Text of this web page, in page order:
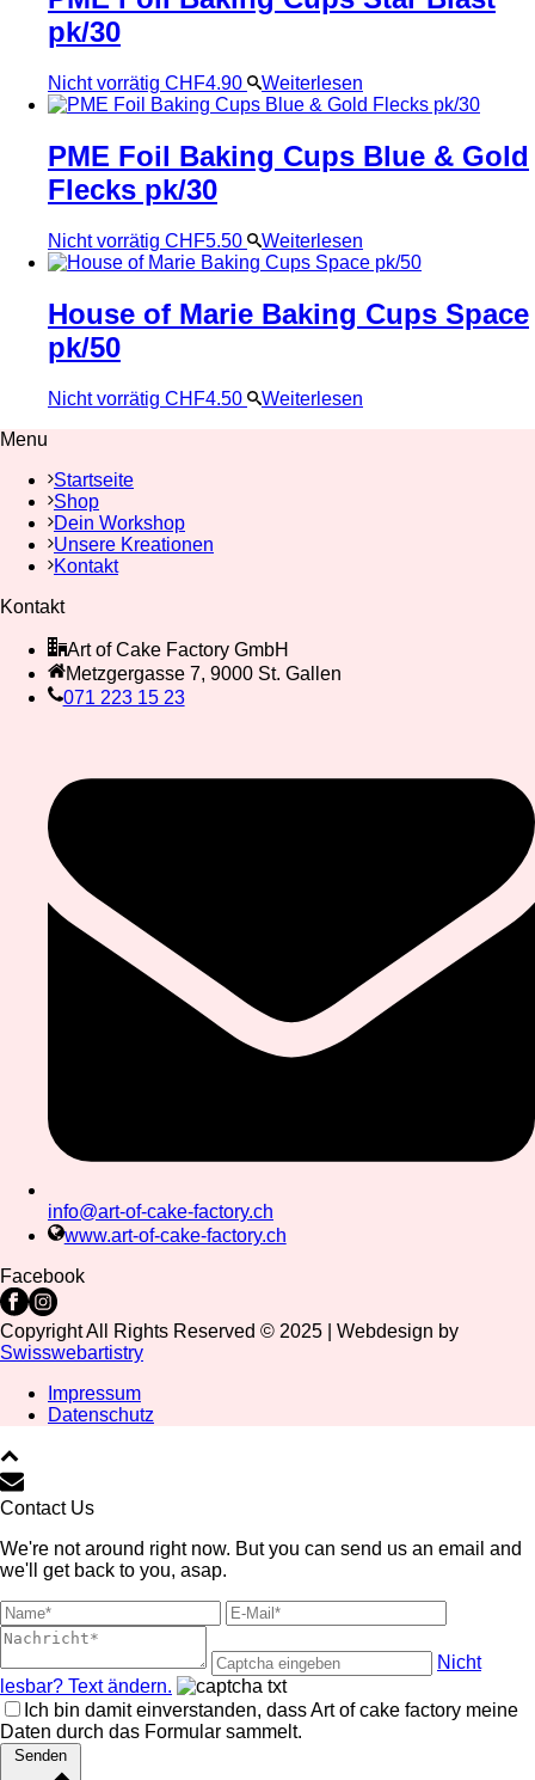
pk/30
Nicht vorrätig CHF4.90 Weiterlesen
PME Foil Baking Cups Blue & Gold
Flecks pk/30
Nicht vorrätig CHF5.50 Weiterlesen
House of Marie Baking Cups Space
pk/50
Nicht vorrätig CHF4.50
Weiterlesen
Menu
Startseite
Shop
Dein Workshop
Unsere Kreationen
Kontakt
Kontakt
Art of Cake Factory GmbH
Metzgergasse 7, 9000 St. Gallen
071 223 15 23
info@art-of-cake-factory.ch
www.art-of-cake-factory.ch
Facebook
Copyright All Rights Reserved © 2025 | Webdesign by
Swisswebartistry
Impressum
Datenschutz
Contact Us
We're not around right now. But you can send us an email and
we'll get back to you, asap.
Nicht
lesbar? Text ändern.
Ich bin damit einverstanden, dass Art of cake factory meine
Daten durch das Formular sammelt.
Senden